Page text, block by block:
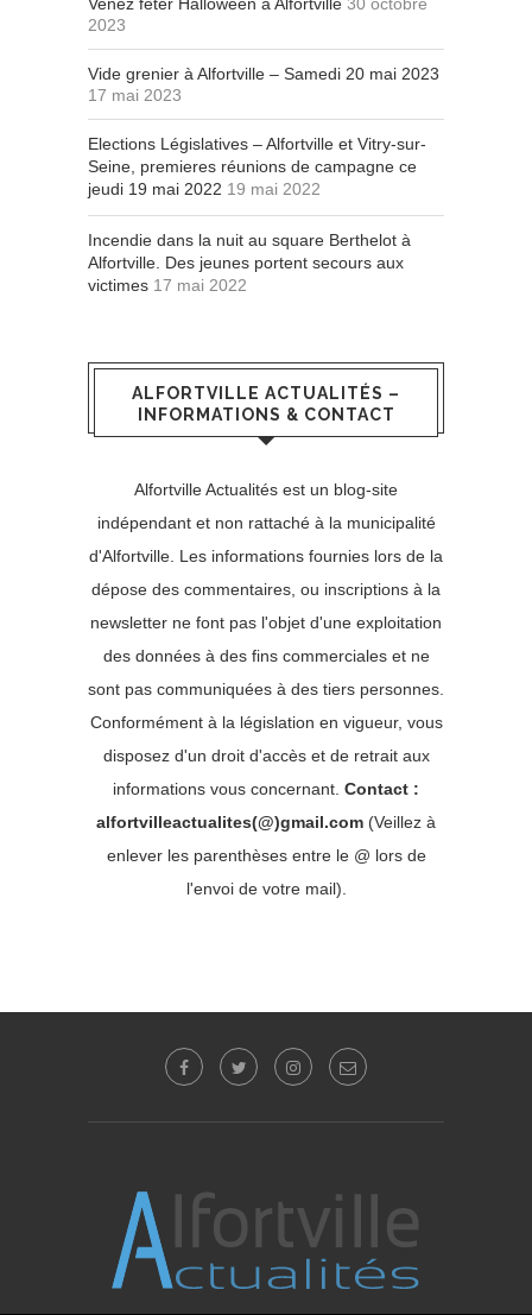
2023
Vide grenier à Alfortville – Samedi 20 mai 2023
17 mai 2023
Elections Législatives – Alfortville et Vitry-sur-
Seine, premieres réunions de campagne ce
jeudi 19 mai 2022 19 mai 2022
Incendie dans la nuit au square Berthelot à
Alfortville. Des jeunes portent secours aux
victimes 17 mai 2022
ALFORTVILLE ACTUALITÉS –
INFORMATIONS & CONTACT
Alfortville Actualités est un blog-site
indépendant et non rattaché à la municipalité
d'Alfortville. Les informations fournies lors de la
dépose des commentaires, ou inscriptions à la
newsletter ne font pas l'objet d'une exploitation
des données à des fins commerciales et ne
sont pas communiquées à des tiers personnes.
Conformément à la législation en vigueur, vous
disposez d'un droit d'accès et de retrait aux
informations vous concernant. Contact :
alfortvilleactualites(@)gmail.com (Veillez à
enlever les parenthèses entre le @ lors de
l'envoi de votre mail).